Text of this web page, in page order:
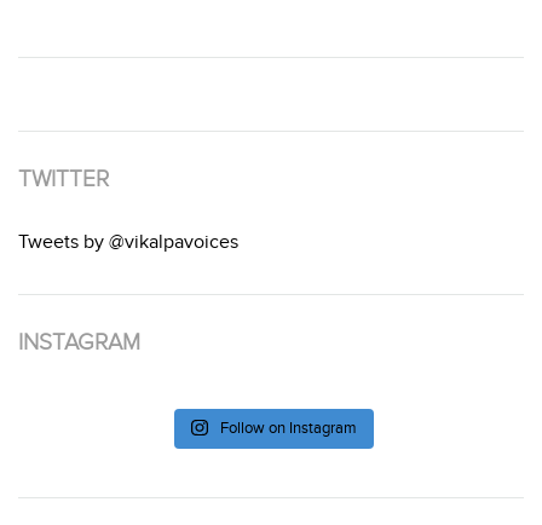
TWITTER
Tweets by @vikalpavoices
INSTAGRAM
Follow on Instagram